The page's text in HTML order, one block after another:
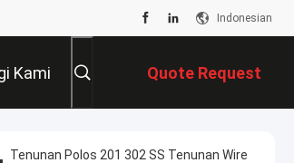
Indonesian
Kami Quote Request
Suatu
Tenunan Polos 201 302 SS Tenunan Wire